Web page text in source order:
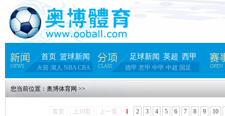
首页 篮球新闻
火箭 湖人 NBA CBA
足球新闻 英超 西甲
德甲 意甲 中甲 中超 国足
您当前位置： 奥博体育网 >>
首页 上10页 上一页 1 2 3 4 5 6 7 8 9 10